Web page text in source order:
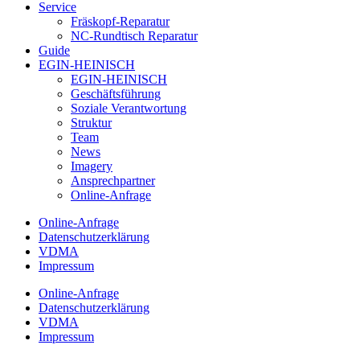
Service
Fräskopf-Reparatur
NC-Rundtisch Reparatur
Guide
EGIN-HEINISCH
EGIN-HEINISCH
Geschäftsführung
Soziale Verantwortung
Struktur
Team
News
Imagery
Ansprechpartner
Online-Anfrage
Online-Anfrage
Datenschutzerklärung
VDMA
Impressum
Online-Anfrage
Datenschutzerklärung
VDMA
Impressum